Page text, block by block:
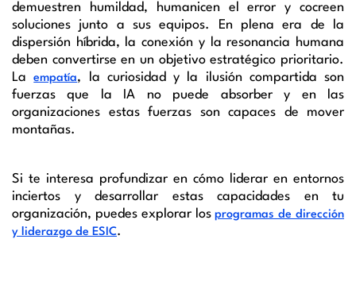
demuestren humildad, humanicen el error y cocreen
soluciones junto a sus equipos. En plena era de la
dispersión híbrida, la conexión y la resonancia humana
deben convertirse en un objetivo estratégico prioritario.
Laempatía, la curiosidad y la ilusión compartida son
fuerzas que la IA no puede absorber y en las
organizaciones estas fuerzas son capaces de mover
montañas.
Si te interesa profundizar en cómo liderar en entornos
inciertos y desarrollar estas capacidades en tu
organización, puedes explorar losprogramas de dirección
y liderazgo de ESIC.